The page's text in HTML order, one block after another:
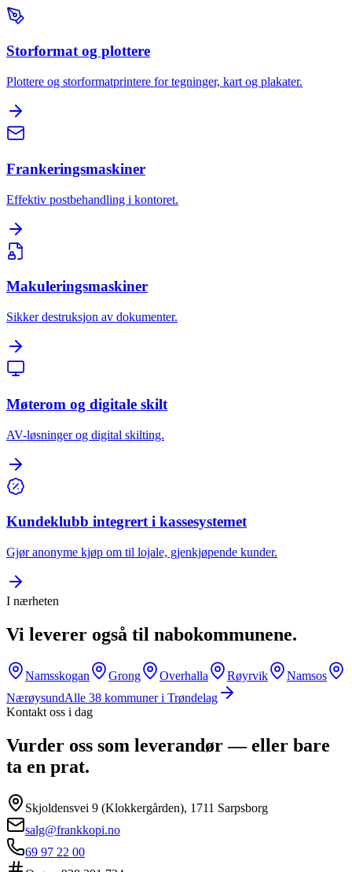
Storformat og plottere
Plottere og storformatprintere for tegninger, kart og plakater.
Frankeringsmaskiner
Effektiv postbehandling i kontoret.
Makuleringsmaskiner
Sikker destruksjon av dokumenter.
Møterom og digitale skilt
AV-løsninger og digital skilting.
Kundeklubb integrert i kassesystemet
Gjør anonyme kjøp om til lojale, gjenkjøpende kunder.
I nærheten
Vi leverer også til nabokommunene.
Namsskogan Grong Overhalla Røyrvik
Namsos
NærøysundAlle 38 kommuner i Trøndelag
Kontakt oss i dag
Vurder oss som leverandør — eller bare
ta en prat.
Skjoldensvei 9 (Klokkergården), 1711 Sarpsborg
salg@frankkopi.no
69 97 22 00